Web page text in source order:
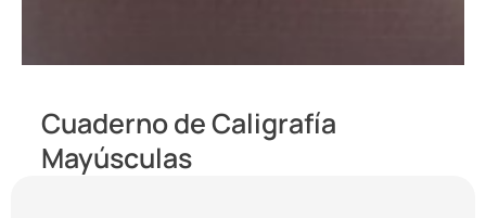
Cuaderno de Caligrafía
Mayúsculas